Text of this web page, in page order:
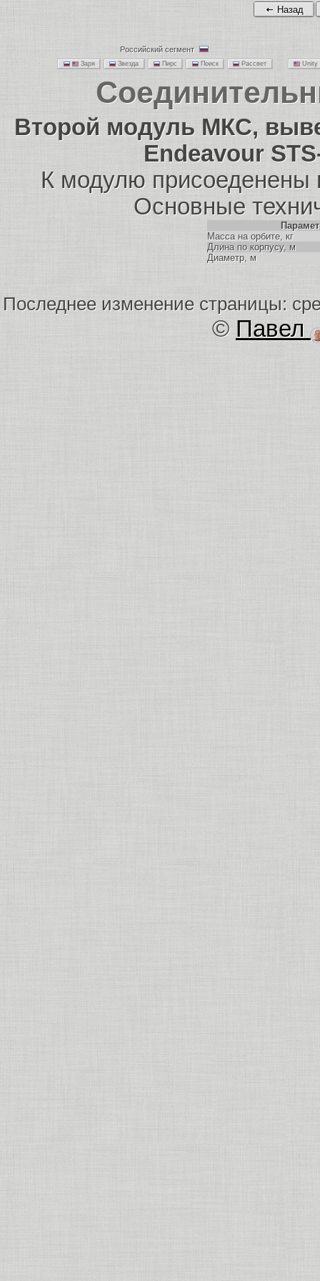
Назад
Российский сегмент
Заря Звезда Пирс Поиск Рассвет
Второй модуль МКС,
Endeavour
К модулю
Основные
Масса на орбите, кг
Длина по корпусу, м
Диаметр, м
Последнее изменение страницы:
© Павел